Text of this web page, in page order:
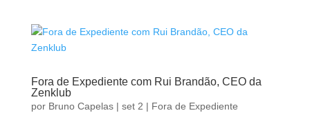
Fora de Expediente com Rui Brandão, CEO da
Zenklub
por Bruno Capelas| set 2 | Fora de Expediente